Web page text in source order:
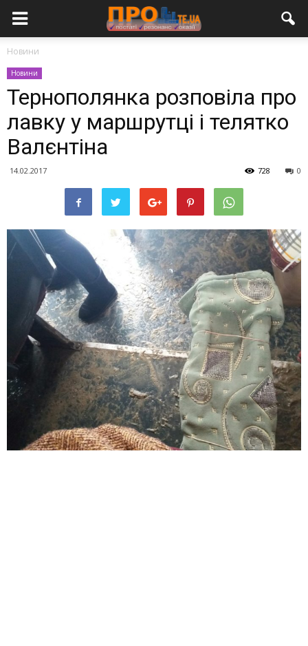
Новини
Новини
Тернополянка розповіла про
лавку у маршрутці і телятко
Валєнтіна
14.02.2017 0
728